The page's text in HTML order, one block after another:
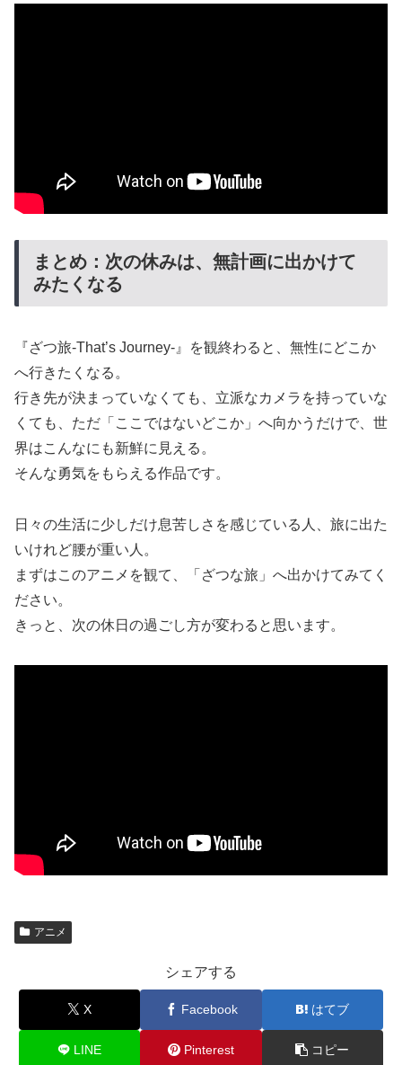
まとめ：次の休みは、無計画に出かけて
みたくなる
『ざつ旅-That’s Journey-』を観終わると、無性にどこか
へ行きたくなる。
行き先が決まっていなくても、立派なカメラを持っていな
くても、ただ「ここではないどこか」へ向かうだけで、世
界はこんなにも新鮮に見える。
そんな勇気をもらえる作品です。
日々の生活に少しだけ息苦しさを感じている人、旅に出た
いけれど腰が重い人。
まずはこのアニメを観て、「ざつな旅」へ出かけてみてく
ださい。
きっと、次の休日の過ごし方が変わると思います。
アニメ
シェアする
X Facebook はてブ
LINE Pinterest コピー